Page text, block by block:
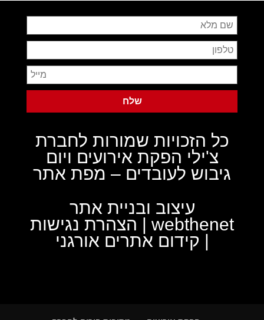
כל הזכויות שמורות לחברת
צ'ילי הפקת אירועים ויום
גיבוש לעובדים – מפת אתר
עיצוב ובניית אתר
webthenet
| הצהרת נגישות
| קידום אתרים אורגני